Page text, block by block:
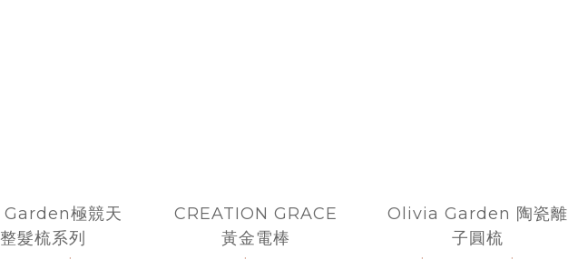
極競天
髮梳系列
CREATION GRACE
黃金電棒
Olivia Garden 陶瓷離
子圓梳